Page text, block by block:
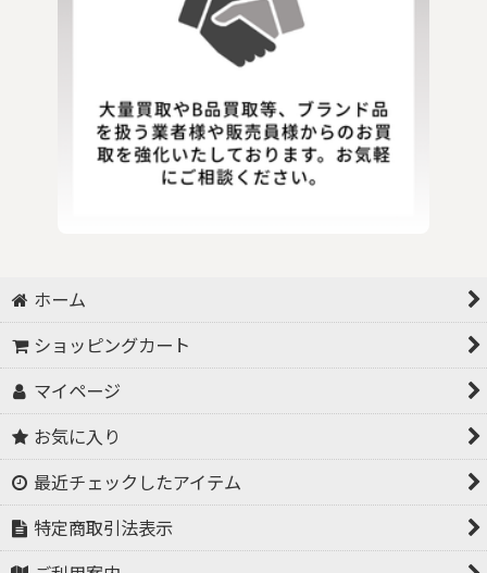
ホーム
ショッピングカート
マイページ
お気に入り
最近チェックしたアイテム
特定商取引法表示